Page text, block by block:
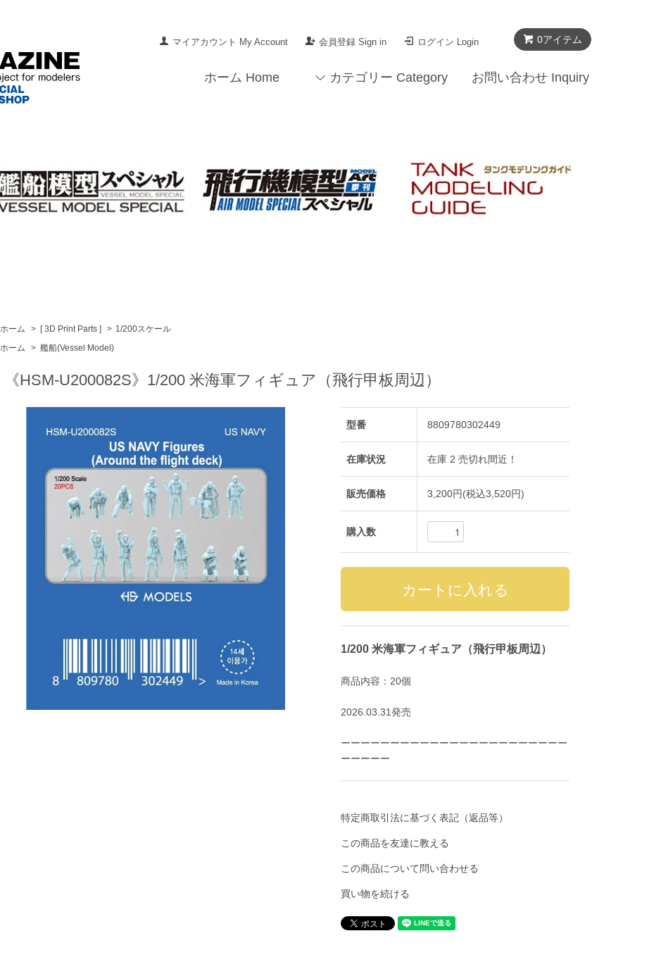
0アイテム
マイアカウント My Account 会員登録 Sign in ログイン Login
ホーム Home カテゴリー Category お問い合わせ Inquiry
ホーム > [ 3D Print Parts ] > 1/200スケール
ホーム
> 艦船(Vessel Model)
《HSM-U200082S》1/200 米海軍フィギュア（飛行甲板周辺）
型番 8809780302449
在庫状況 在庫 2 売切れ間近！
販売価格 3,200円(税込3,520円)
購入数
1/200 米海軍フィギュア（飛行甲板周辺）
商品内容：20個
2026.03.31発売
ーーーーーーーーーーーーーーーーーーーーーーー
ーーーーー
特定商取引法に基づく表記（返品等）
この商品を友達に教える
この商品について問い合わせる
買い物を続ける